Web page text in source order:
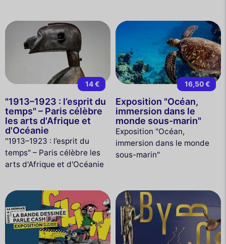
14 €
"1913–1923 : l’esprit du
temps" – Paris célèbre
les arts d'Afrique et
d'Océanie
"1913–1923 : l’esprit du
temps" – Paris célèbre les
arts d'Afrique et d'Océanie
16,50 €
Exposition "Océan,
immersion dans le
monde sous-marin"
Exposition "Océan,
immersion dans le monde
sous-marin"